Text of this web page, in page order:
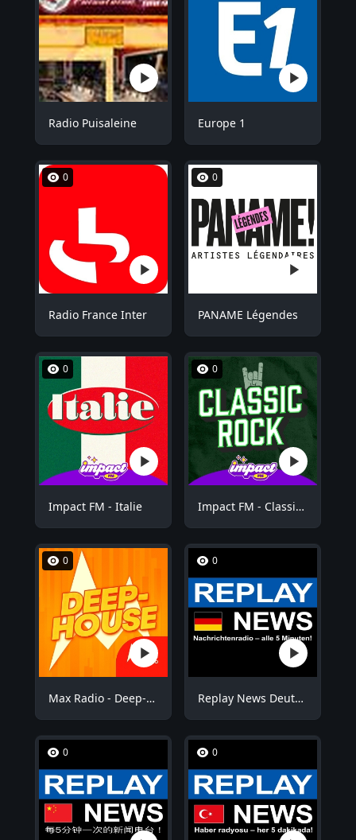
Radio Puisaleine Europe 1
0
Radio France Inter
0
PANAME Légendes
0
Impact FM - Italie
0
Impact FM - Classic Rock
0
Max Radio - Deep-House
0
Replay News Deutsch
0 0